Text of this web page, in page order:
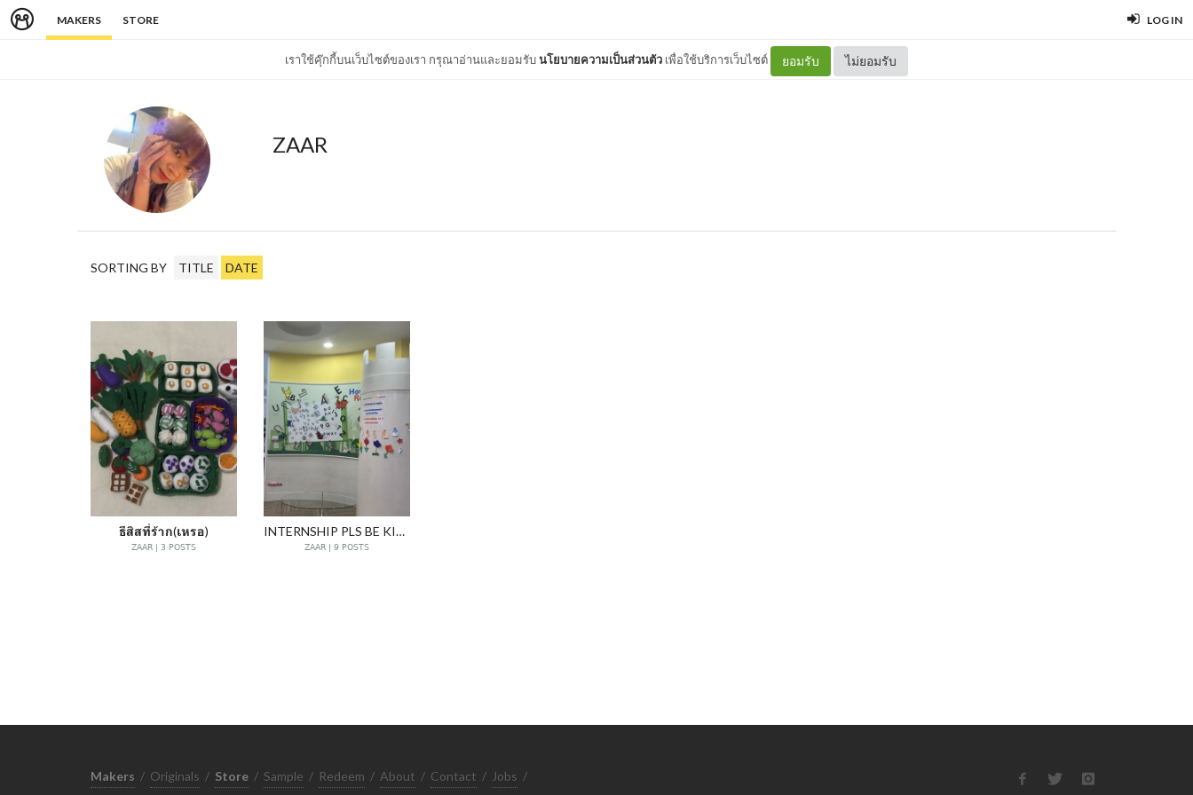
MAKERS STORE LOG IN
เราใช้คุ๊กกี้บนเว็บไซต์ของเรา กรุณาอ่านและยอมรับนโยบายความเป็นส่วนตัว เพื่อใช้บริการเว็บไซต์ ยอมรับ ไม่ยอมรับ
ZAAR
SORTING BY TITLE DATE
ธีสิสที่ร้าก(เหรอ)
ZAAR | 3 POSTS
INTERNSHIP PLS BE KIND!
ZAAR | 9 POSTS
Makers / Originals / Store / Sample / Redeem / About / Contact / Jobs /